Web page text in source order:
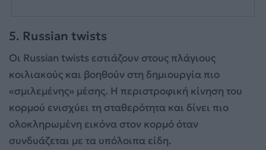
5. Russian twists
Οι Russian twists εστιάζουν στους πλάγιους
κοιλιακούς και βοηθούν στη δημιουργία πιο
«σμιλεμένης» μέσης. Η περιστροφική κίνηση του
κορμού ενισχύει τη σταθερότητα και δίνει πιο
ολοκληρωμένη εικόνα στον κορμό όταν
συνδυάζεται με τα υπόλοιπα είδη.